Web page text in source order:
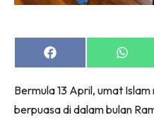
Share
on
Share
on
Bermula 13 April, umat
berpuasa di dalam bulan